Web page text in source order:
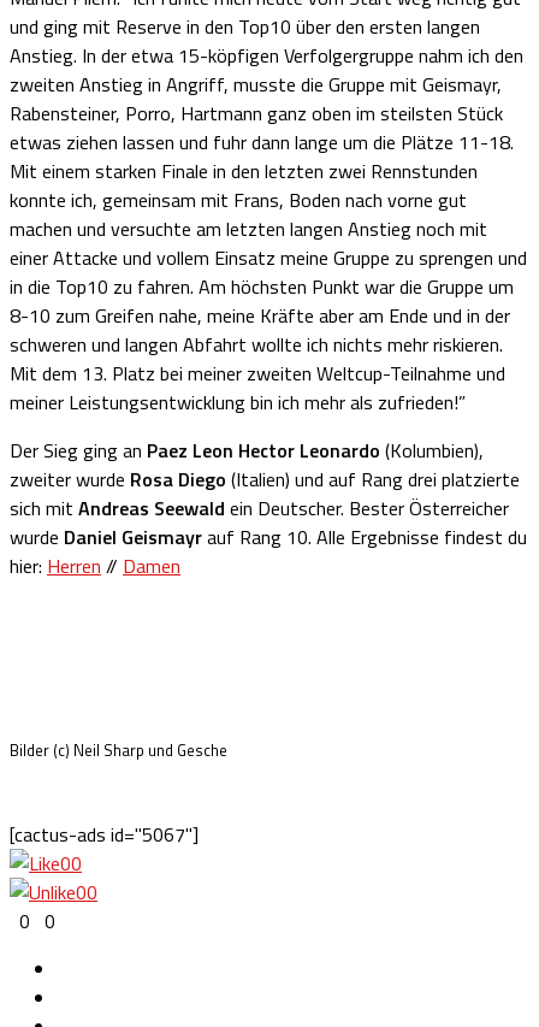
und ging mit Reserve in den Top10 über den ersten langen
Anstieg. In der etwa 15-köpfigen Verfolgergruppe nahm ich den
zweiten Anstieg in Angriff, musste die Gruppe mit Geismayr,
Rabensteiner, Porro, Hartmann ganz oben im steilsten Stück
etwas ziehen lassen und fuhr dann lange um die Plätze 11-18.
Mit einem starken Finale in den letzten zwei Rennstunden
konnte ich, gemeinsam mit Frans, Boden nach vorne gut
machen und versuchte am letzten langen Anstieg noch mit
einer Attacke und vollem Einsatz meine Gruppe zu sprengen und
in die Top10 zu fahren. Am höchsten Punkt war die Gruppe um
8-10 zum Greifen nahe, meine Kräfte aber am Ende und in der
schweren und langen Abfahrt wollte ich nichts mehr riskieren.
Mit dem 13. Platz bei meiner zweiten Weltcup-Teilnahme und
meiner Leistungsentwicklung bin ich mehr als zufrieden!”
Der Sieg ging an Paez Leon Hector Leonardo (Kolumbien),
zweiter wurde Rosa Diego (Italien) und auf Rang drei platzierte
sich mit Andreas Seewald ein Deutscher. Bester Österreicher
wurde Daniel Geismayrauf Rang 10. Alle Ergebnisse findest du
hier: Herren // Damen
Bilder (c) Neil Sharp und Gesche
[cactus-ads id="5067"]
00
00
0 0